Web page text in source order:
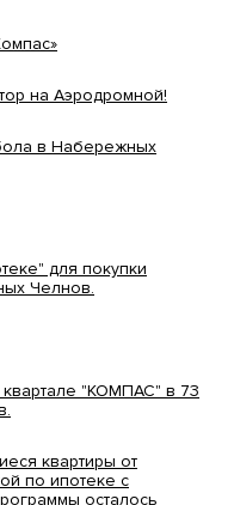
на Аэродромной!
в Набережных
для покупки
Челнов.
"КОМПАС" в 73
квартиры от
по ипотеке с
осталось